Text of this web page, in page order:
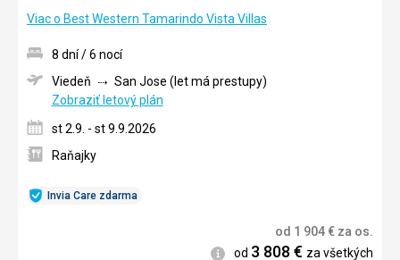
Viac o Best Western Tamarindo Vista Villas
Invia Care zdarma
8 dní / 6 nocí
Viedeň
San Jose (let má prestupy)
Zobraziť letový plán
st 2.9. - st 9.9.2026
Raňajky
od 1 904€ za os.
Informácie
od 3 808 € za všetkých